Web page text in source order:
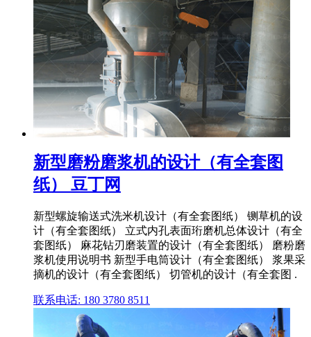
新型磨粉磨浆机的设计（有全套图
纸） 豆丁网
新型螺旋输送式洗米机设计（有全套图纸） 铡草机的设
计（有全套图纸） 立式内孔表面珩磨机总体设计（有全
套图纸） 麻花钻刃磨装置的设计（有全套图纸） 磨粉磨
浆机使用说明书 新型手电筒设计（有全套图纸） 浆果采
摘机的设计（有全套图纸） 切管机的设计（有全套图 .
联系电话: 180 3780 8511